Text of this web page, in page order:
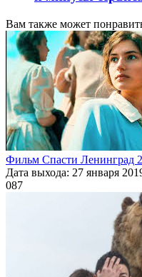
Вам также может
Фильм Спасти Ленинград
Дата выхода: 27 января
087